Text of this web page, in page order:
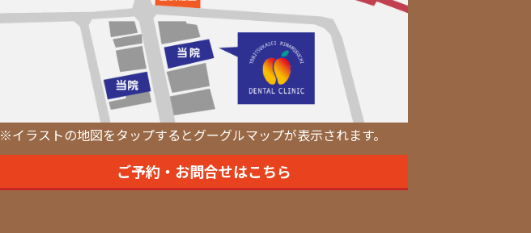
※イラストの地図をタップするとグーグルマップが表示されます。
ご予約・お問合せはこちら